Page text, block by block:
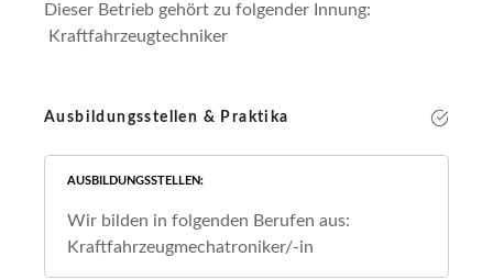
Dieser Betrieb gehört zu folgender Innung:
Kraftfahrzeugtechniker
Ausbildungsstellen & Praktika
AUSBILDUNGSSTELLEN
Wir bilden in folgenden Berufen aus:
Kraftfahrzeugmechatroniker/-in